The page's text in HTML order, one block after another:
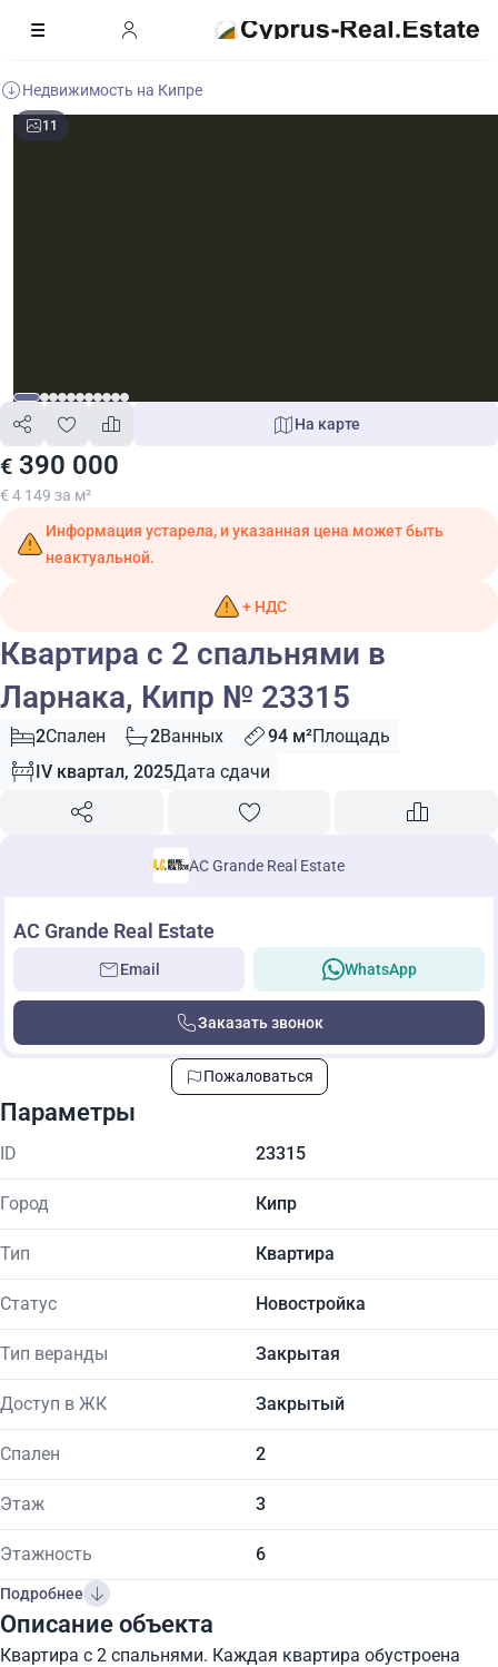
Недвижимость на Кипре
11
€ 390 000
€ 4 149 за м²
На карте
Информация устарела, и указанная цена может быть
неактуальной.
+ НДС
Квартира с 2 спальнями в
Ларнака, Кипр № 23315
2Спален 2Ванных 94 м²Площадь
IV квартал, 2025Дата сдачи
AC Grande Real Estate
AC Grande Real Estate
Email WhatsApp
Заказать звонок
Пожаловаться
Параметры
ID 23315
Город Кипр
Тип Квартира
Статус Новостройка
Тип веранды Закрытая
Доступ в ЖК Закрытый
Спален 2
Этаж 3
Этажность 6
Подробнее
Описание объекта
Квартира с 2 спальнями. Каждая квартира обустроена